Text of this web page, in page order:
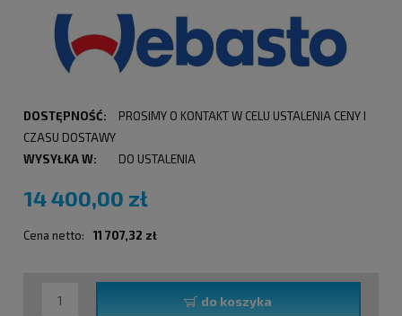
DOSTĘPNOŚĆ:
PROSIMY O KONTAKT W CELU USTALENIA CENY I
CZASU DOSTAWY
WYSYŁKA W:
DO USTALENIA
14 400,00 zł
Cena netto: 11 707,32 zł
do koszyka